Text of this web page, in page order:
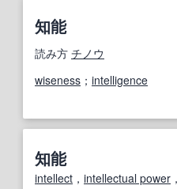
知能
読み方 チノウ
wiseness ； intelligence
知能
intellect ， intellectual power ，